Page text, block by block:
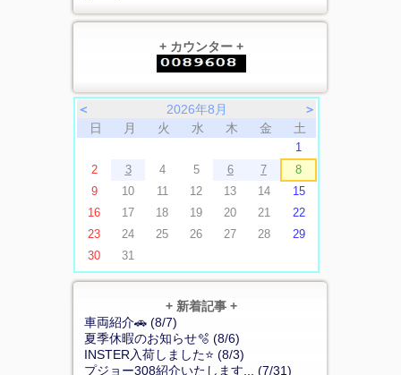
+ カウンター +
＜ 2026年8月
＞
日
月 火 水 木 金 土
1
2
3 4 5 6 7
8
9
10 11 12 13 14
15
16
17 18 19 20 21
22
23
24 25 26 27 28
29
30
31
+ 新着記事 +
車両紹介🚗 (8/7)
夏季休暇のお知らせ🫧 (8/6)
INSTER入荷しました⭐ (8/3)
プジョー308紹介いたします... (7/31)